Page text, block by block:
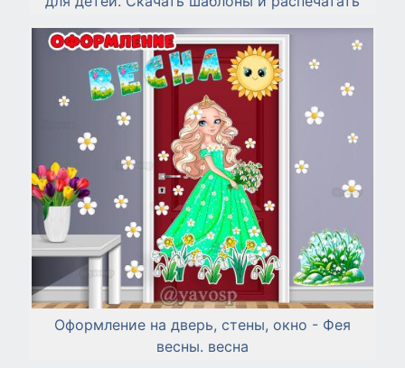
Оформление на дверь, стены, окно - Фея
весны. весна